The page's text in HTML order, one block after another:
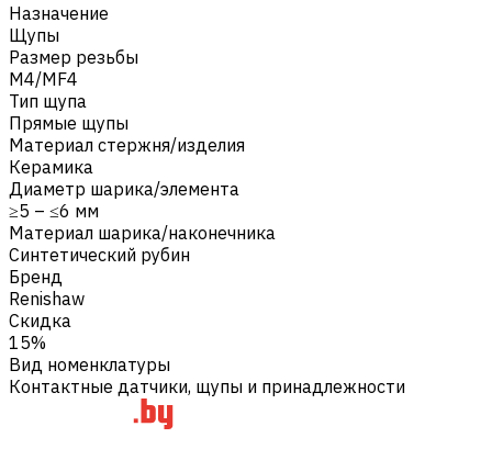
Назначение
Щупы
Размер резьбы
M4/MF4
Тип щупа
Прямые щупы
Материал стержня/изделия
Керамика
Диаметр шарика/элемента
≥5 – ≤6 мм
Материал шарика/наконечника
Синтетический рубин
Бренд
Renishaw
Скидка
15%
Вид номенклатуры
Контактные датчики, щупы и принадлежности